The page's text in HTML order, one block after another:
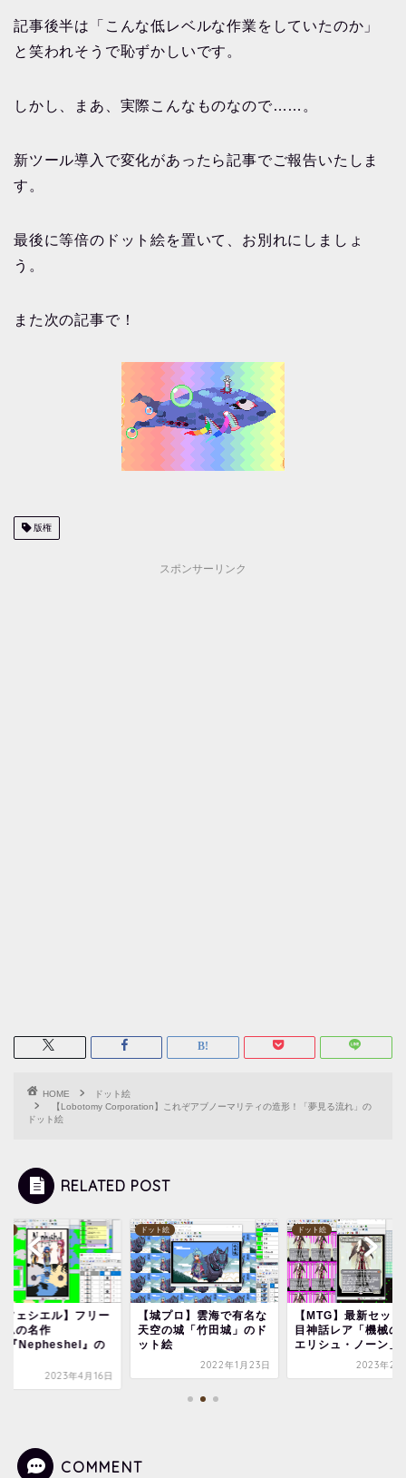
記事後半は「こんな低レベルな作業をしていたのか」
と笑われそうで恥ずかしいです。
しかし、まあ、実際こんなものなので……。
新ツール導入で変化があったら記事でご報告いたしま
す。
最後に等倍のドット絵を置いて、お別れにしましょ
う。
また次の記事で！
版権
スポンサーリンク
HOME
ドット絵
【Lobotomy Corporation】これぞアブノーマリティの造形！「夢見る流れ」の
ドット絵
RELATED POST
プロ】雲海で有名な
の城「竹田城」のド
絵
ドット絵
【MTG】最新セットの注
目神話レア「機械の母、
エリシュ・ノーン」の...
2023年2月26日
ドット絵
【ネフェシエル】フ
ゲームの名作
RPG『Nepheshel
2023年4
COMMENT